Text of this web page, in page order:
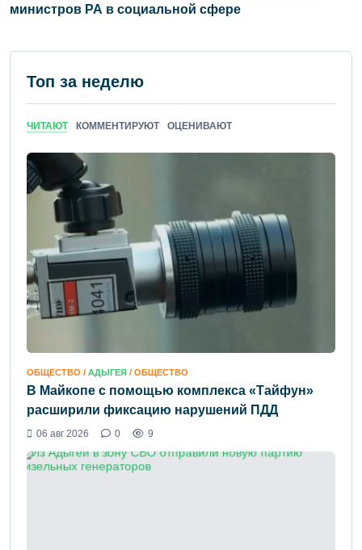
министров РА в социальной сфере
Топ за неделю
ЧИТАЮТ КОММЕНТИРУЮТ ОЦЕНИВАЮТ
ОБЩЕСТВО / АДЫГЕЯ / ОБЩЕСТВО
В Майкопе с помощью комплекса «Тайфун»
расширили фиксацию нарушений ПДД
06 авг 2026 0 9